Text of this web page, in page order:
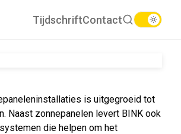
TijdschriftContact
is uitgegroeid tot
Naast zonnepanelen levert BINK ook
die helpen om het